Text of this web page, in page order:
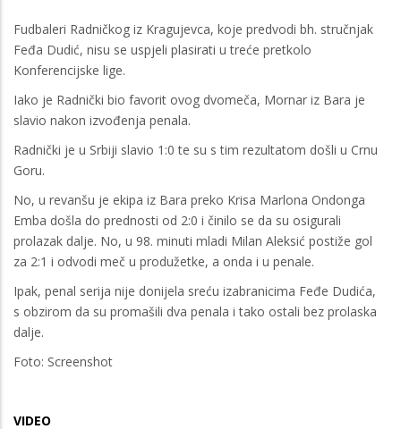
Fudbaleri Radničkog iz Kragujevca, koje predvodi bh. stručnjak
Feđa Dudić, nisu se uspjeli plasirati u treće pretkolo
Konferencijske lige.
Iako je Radnički bio favorit ovog dvomeča, Mornar iz Bara je
slavio nakon izvođenja penala.
Radnički je u Srbiji slavio 1:0 te su s tim rezultatom došli u Crnu
Goru.
No, u revanšu je ekipa iz Bara preko Krisa Marlona Ondonga
Emba došla do prednosti od 2:0 i činilo se da su osigurali
prolazak dalje. No, u 98. minuti mladi Milan Aleksić postiže gol
za 2:1 i odvodi meč u produžetke, a onda i u penale.
Ipak, penal serija nije donijela sreću izabranicima Feđe Dudića,
s obzirom da su promašili dva penala i tako ostali bez prolaska
dalje.
Foto: Screenshot
VIDEO